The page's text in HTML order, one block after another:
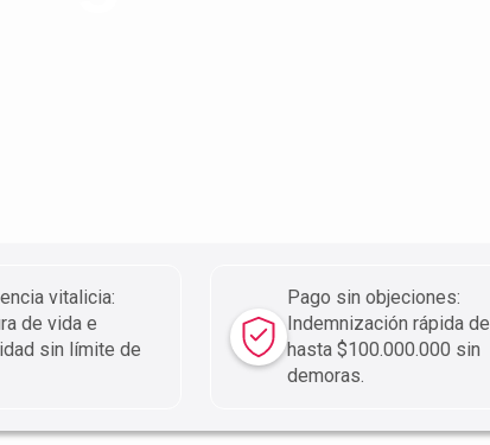
vitalicia:
de vida e
sin límite de
Pago sin objeciones:
Indemnización rápida de
hasta $100.000.000 sin
demoras.